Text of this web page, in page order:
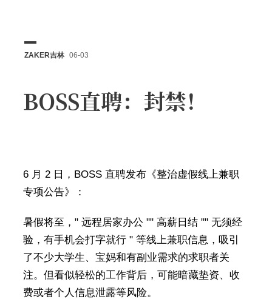
ZAKER吉林 06-03
BOSS直聘：封禁！
6 月 2 日，BOSS 直聘发布《整治虚假线上兼职
专项公告》：
暑假将至，" 远程居家办公 "" 高薪日结 "" 无须经
验，有手机会打字就行 " 等线上兼职信息，吸引
了不少大学生、宝妈和有副业需求的求职者关
注。但看似轻松的工作背后，可能暗藏垫资、收
费或者个人信息泄露等风险。